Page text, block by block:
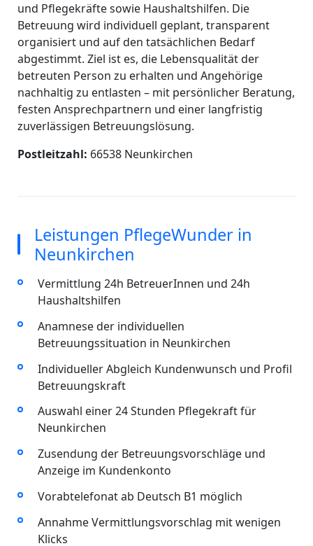
und Pflegekräfte sowie Haushaltshilfen. Die
Betreuung wird individuell geplant, transparent
organisiert und auf den tatsächlichen Bedarf
abgestimmt. Ziel ist es, die Lebensqualität der
betreuten Person zu erhalten und Angehörige
nachhaltig zu entlasten – mit persönlicher Beratung,
festen Ansprechpartnern und einer langfristig
zuverlässigen Betreuungslösung.
Postleitzahl: 66538 Neunkirchen
Leistungen PflegeWunder in
Neunkirchen
Vermittlung 24h BetreuerInnen und 24h
Haushaltshilfen
Anamnese der individuellen
Betreuungssituation in Neunkirchen
Individueller Abgleich Kundenwunsch und Profil
Betreuungskraft
Auswahl einer 24 Stunden Pflegekraft für
Neunkirchen
Zusendung der Betreuungsvorschläge und
Anzeige im Kundenkonto
Vorabtelefonat ab Deutsch B1 möglich
Annahme Vermittlungsvorschlag mit wenigen
Klicks